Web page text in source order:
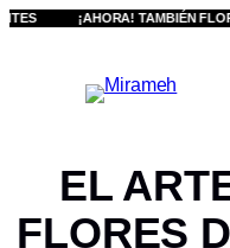
Saltar
¡AHORA! TAMBIÉN
EL
FLORES